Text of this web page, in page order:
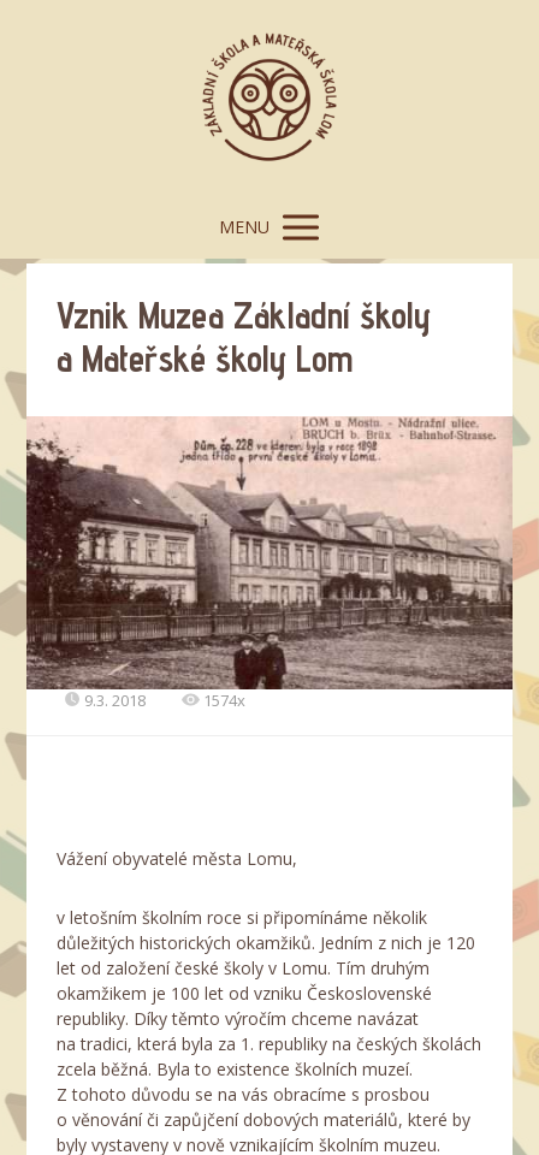
MENU
Vznik Muzea Základní školy
a Mateřské školy Lom
9.3. 2018 1574x
Vážení obyvatelé města Lomu,
v letošním školním roce si připomínáme několik
důležitých historických okamžiků. Jedním z nich je 120
let od založení české školy v Lomu. Tím druhým
okamžikem je 100 let od vzniku Československé
republiky. Díky těmto výročím chceme navázat
na tradici, která byla za 1. republiky na českých školách
zcela běžná. Byla to existence školních muzeí.
Z tohoto důvodu se na vás obracíme s prosbou
o věnování či zapůjčení dobových materiálů, které by
byly vystaveny v nově vznikajícím školním muzeu.